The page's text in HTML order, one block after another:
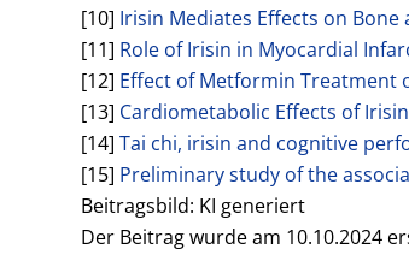
[10] Irisin Mediates Effects on Bone
[11] Role of Irisin in Myocardial
[12] Effect of Metformin Treatment
[13] Cardiometabolic Effects of
[14] Tai chi, irisin and cognitive
[15] Preliminary study of the
Beitragsbild: KI generiert
Der Beitrag wurde am 10.10.2024